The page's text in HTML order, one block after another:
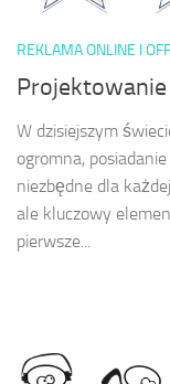
REKLAMA ONLINE I
W dzisiejszym
ogromna,
niezbędne dla
ale kluczowy
pierwsze...